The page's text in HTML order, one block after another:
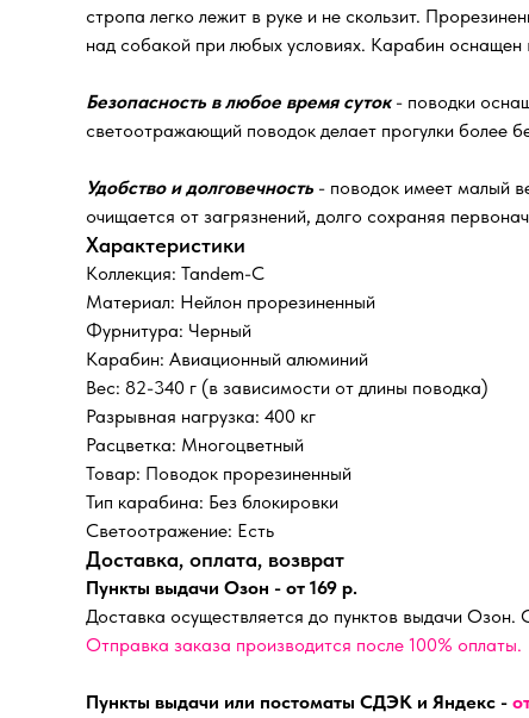
стропа легко лежит в руке и не скользит.
над собакой при любых условиях. Карабин
Безопасность в любое время суток- поводки
светоотражающий поводок делает прогулки более
Удобство и долговечность - поводок имеет малый
очищается от загрязнений, долго сохраняя
Характеристики
Коллекция: Tandem-С
Материал: Нейлон прорезиненный
Фурнитура: Черный
Карабин: Авиационный алюминий
Вес: 82-340 г (в зависимости от длины поводка)
Разрывная нагрузка: 400 кг
Расцветка: Многоцветный
Товар: Поводок прорезиненный
Тип карабина: Без блокировки
Светоотражение: Есть
Доставка, оплата, возврат
Пункты выдачи Озон - от 169 р.
Доставка осуществляется до пунктов выдачи
Отправка заказа производится после 100% оплаты.
Пункты выдачи или постоматы СДЭК и Яндекс -